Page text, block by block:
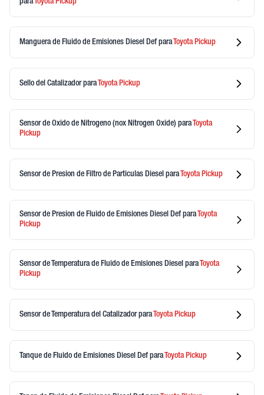
para ToyotaPickup
Manguera de Fluido de Emisiones Diesel Def paraToyotaPickup
Sello del CatalizadorparaToyotaPickup
Sensor de Oxido de Nitrogeno (nox Nitrogen Oxide) para Toyota
Pickup
Sensor de Presion de Filtro de Particulas Diesel paraToyotaPickup
Sensor de Presion de Fluido de Emisiones Diesel Def para Toyota
Pickup
Sensor de Temperatura de Fluido de Emisiones Diesel para Toyota
Pickup
Sensor de Temperatura del CatalizadorparaToyotaPickup
Tanque de Fluido de Emisiones Diesel Def paraToyotaPickup